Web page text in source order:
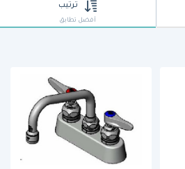
ترتيب
أفضل تطابق